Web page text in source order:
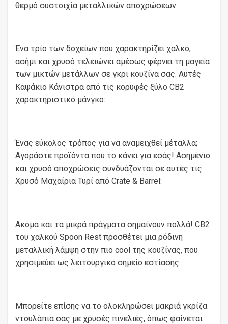
θερμό συστοιχία μεταλλικών αποχρώσεων:
Ένα τρίο των δοχείων που χαρακτηρίζει χαλκό,
ασήμι και χρυσό τελειώνει αμέσως φέρνει τη μαγεία
των μικτών μετάλλων σε γκρι κουζίνα σας. Αυτές
Καψάκιο Κάνιστρα από τις κορυφές ξύλο CB2
χαρακτηριστικό μάνγκο:
Ένας εύκολος τρόπος για να αναμειχθεί μέταλλα;
Αγοράστε προϊόντα που το κάνει για εσάς! Ασημένιο
και χρυσό αποχρώσεις συνδυάζονται σε αυτές τις
Χρυσό Μαχαίρια Τυρί από Crate & Barrel:
Ακόμα και τα μικρά πράγματα σημαίνουν πολλά! CB2
του χαλκού Spoon Rest προσθέτει μια ρόδινη
μεταλλική λάμψη στην πιο cool της κουζίνας, που
χρησιμεύει ως λειτουργικό σημείο εστίασης:
Μπορείτε επίσης να το ολοκληρώσει μακριά γκρίζα
ντουλάπια σας με χρυσές πινελιές, όπως φαίνεται